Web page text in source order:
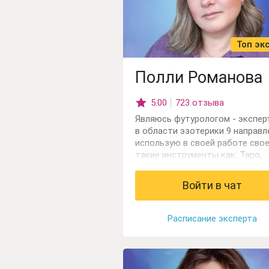
Топ
Полли Романова
5.00
723 отзыва
Являюсь футурологом -
в области эзотерики 9
использую в своей работе
такие инструменты как: Таро,
основе расчёта 22 энергий,
матрицы), космо-
Консультирую и обучаю.
Консультации провожу в
само поиска и саморазвития,
отношения, разобраться с
профориентацией и
Войти в чат
Расписание эксперта